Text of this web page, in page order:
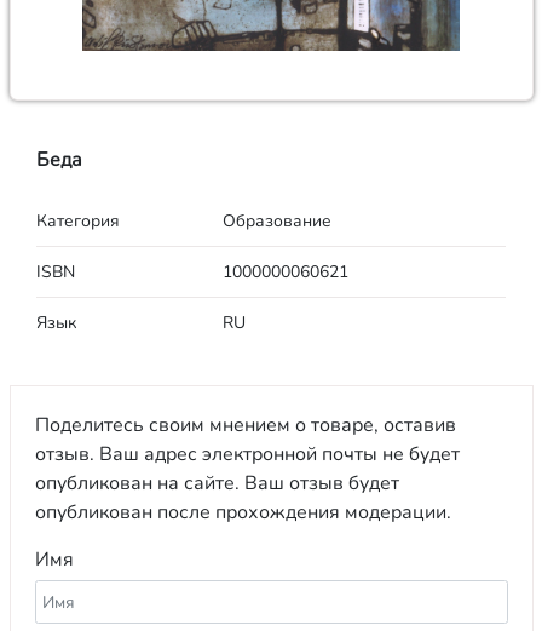
Беда
Категория Образование
ISBN 1000000060621
Язык RU
Поделитесь своим мнением о товаре, оставив
отзыв. Ваш адрес электронной почты не будет
опубликован на сайте. Ваш отзыв будет
опубликован после прохождения модерации.
Имя